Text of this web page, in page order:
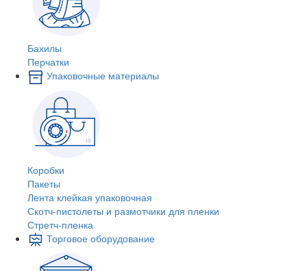
Бахилы
Перчатки
Упаковочные материалы
Коробки
Пакеты
Лента клейкая упаковочная
Скотч-пистолеты и размотчики для пленки
Стретч-пленка
Торговое оборудование